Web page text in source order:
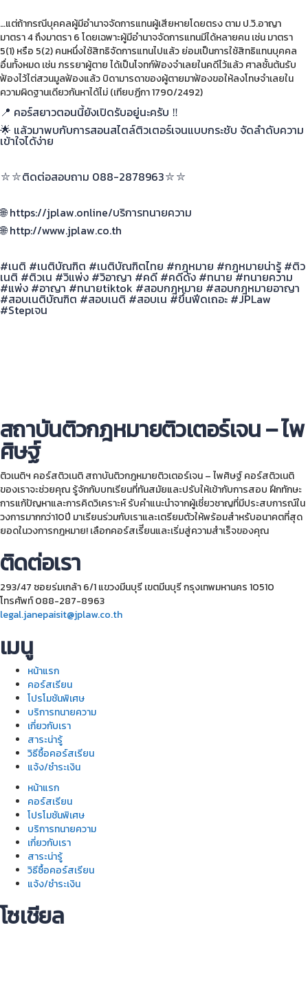
…แต่ถ้ากรณีบุคคลผู้มีอำนาจจัดการแทนผู้เสียหายโดยตรง ตาม ป.วิ.อาญา
มาตรา 4 ถึงมาตรา 6 โดยเฉพาะผู้มีอำนาจจัดการแทนมีได้หลายคน เช่น มาตรา
5(1) หรือ 5(2) คนหนึ่งใช้สิทธิจัดการแทนไปแล้ว ย่อมเป็นการใช้สิทธิแทนบุคคล
อื่นทั้งหมด เช่น ภรรยาผู้ตาย ได้เป็นโจทก์ฟ้องจำเลยในคดีไว้แล้ว ศาลชั้นต้นรับ
ฟ้องไว้ไต่สวนมูลฟ้องแล้ว บิดามารดาของผู้ตายมาฟ้องขอให้ลงโทษจำเลยใน
ความผิดฐานเดียวกันหาได้ไม่ (เทียบฏีกา 1790/2492)
📍 คอร์สยาวตอนนี้ยังเปิดรับอยู่นะครับ ‼
🌟 แล้วมาพบกับการสอนสไตล์ติวเตอร์เจนแบบกระชับ จัดลำดับความ
เข้าใจได้ง่าย
⛥⛥ติดต่อสอบถาม 088-2878963⛥⛥
🌐 https://jplaw.online/บริการทนายความ
🌐 http://www.jplaw.co.th
#เนติ #เนติบัณฑิต #เนติบัณฑิตไทย #กฎหมาย #กฎหมายน่ารู้ #ติว
เนติ #ติวเน #วิแพ่ง #วิอาญา #คดี #คดีดัง #ทนาย #ทนายความ
#แพ่ง #อาญา #ทนายtiktok #สอบกฎหมาย #สอบกฎหมายอาญา
#สอบเนติบัณฑิต #สอบเนติ #สอบเน #ขึ้นฟีดเถอะ #JPLaw
#Stepเจน
สถาบันติวกฎหมายติวเตอร์เจน – ไพ
ศิษฐ์
ติวเนติฯ คอร์สติวเนติ สถาบันติวกฎหมายติวเตอร์เจน – ไพศิษฐ์ คอร์สติวเนติ
ของเราจะช่วยคุณ รู้จักกับบทเรียนที่ทันสมัยและปรับให้เข้ากับการสอบ ฝึกทักษะ
การแก้ปัญหาและการคิดวิเคราะห์ รับคำแนะนำจากผู้เชี่ยวชาญที่มีประสบการณ์ใน
วงการมากกว่า10ปี มาเรียนร่วมกับเราและเตรียมตัวให้พร้อมสำหรับอนาคตที่สุด
ยอดในวงการกฎหมาย! เลือกคอร์สเรีียนและเริ่มสู่ความสำเร็จของคุณ
ติดต่อเรา
293/47 ซอยร่มเกล้า 6/1 แขวงมีนบุรี เขตมีนบุรี กรุงเทพมหานคร 10510
โทรศัพท์ 088-287-8963
legal.janepaisit@jplaw.co.th
เมนู
หน้าแรก
คอร์สเรียน
โปรโมชันพิเศษ
บริการทนายความ
เกี่ยวกับเรา
สาระน่ารู้
วิธีซื้อคอร์สเรียน
แจ้ง/ชำระเงิน
หน้าแรก
คอร์สเรียน
โปรโมชันพิเศษ
บริการทนายความ
เกี่ยวกับเรา
สาระน่ารู้
วิธีซื้อคอร์สเรียน
แจ้ง/ชำระเงิน
โซเชียล